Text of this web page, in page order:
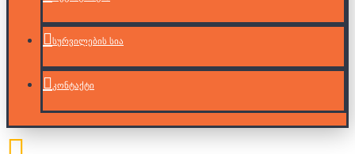
სურვილების სია
კონტაქტი